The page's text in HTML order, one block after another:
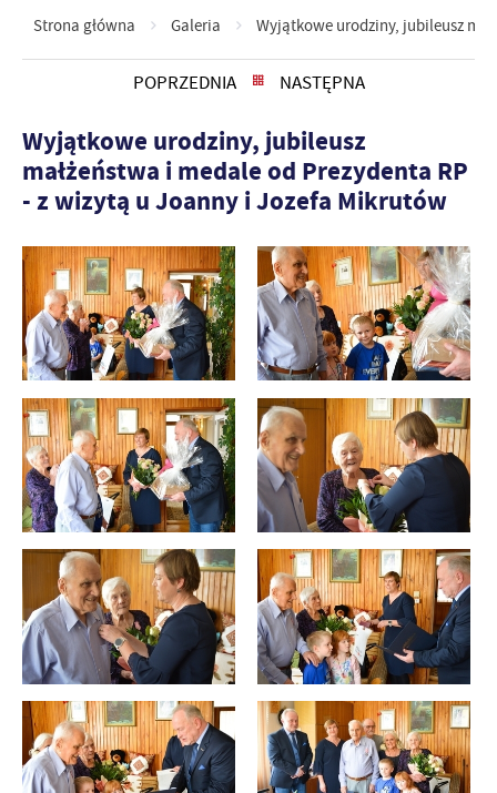
Strona główna Galeria Wyjątkowe urodziny, jubileusz
POPRZEDNIA NASTĘPNA
Wyjątkowe urodziny, jubileusz
małżeństwa i medale od Prezydenta RP
- z wizytą u Joanny i Jozefa Mikrutów